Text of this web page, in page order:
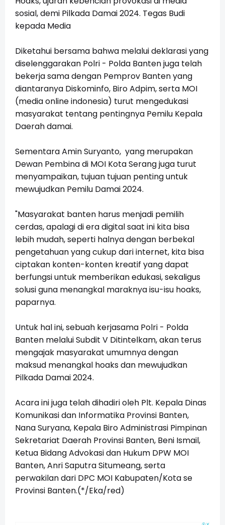
sosial, demi Pilkada Damai 2024. Tegas Budi
kepada Media
Diketahui bersama bahwa melalui deklarasi yang
diselenggarakan Polri - Polda Banten juga telah
bekerja sama dengan Pemprov Banten yang
diantaranya Diskominfo, Biro Adpim, serta MOI
(media online indonesia) turut mengedukasi
masyarakat tentang pentingnya Pemilu Kepala
Daerah damai.
Sementara Amin Suryanto, yang merupakan
Dewan Pembina di MOI Kota Serang juga turut
menyampaikan, tujuan tujuan penting untuk
mewujudkan Pemilu Damai 2024.
"Masyarakat banten harus menjadi pemilih
cerdas, apalagi di era digital saat ini kita bisa
lebih mudah, seperti halnya dengan berbekal
pengetahuan yang cukup dari internet, kita bisa
ciptakan konten-konten kreatif yang dapat
berfungsi untuk memberikan edukasi, sekaligus
solusi guna menangkal maraknya isu-isu hoaks,
paparnya.
Untuk hal ini, sebuah kerjasama Polri - Polda
Banten melalui Subdit V Ditintelkam, akan terus
mengajak masyarakat umumnya dengan
maksud menangkal hoaks dan mewujudkan
Pilkada Damai 2024.
Acara ini juga telah dihadiri oleh Plt. Kepala Dinas
Komunikasi dan Informatika Provinsi Banten,
Nana Suryana, Kepala Biro Administrasi Pimpinan
Sekretariat Daerah Provinsi Banten, Beni Ismail,
Ketua Bidang Advokasi dan Hukum DPW MOI
Banten, Anri Saputra Situmeang, serta
perwakilan dari DPC MOI Kabupaten/Kota se
Provinsi Banten.(*/Eka/red)